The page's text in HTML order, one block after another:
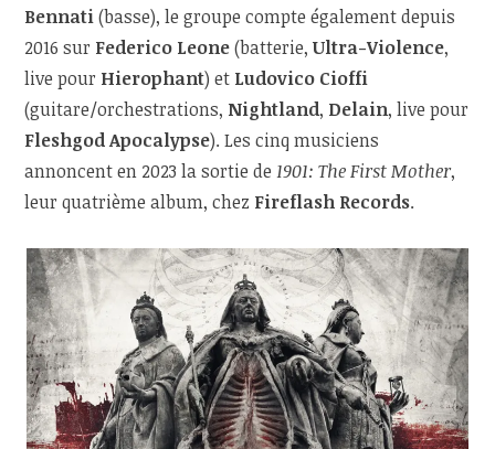
Bennati(basse), le groupe compte également depuis
2016 sur Federico Leone(batterie,Ultra-Violence,
live pour Hierophant) et Ludovico Cioffi
(guitare/orchestrations, Nightland, Delain, live pour
Fleshgod Apocalypse). Les cinq musiciens
annoncent en 2023 la sortie de1901: The First Mother,
leur quatrième album, chez Fireflash Records.